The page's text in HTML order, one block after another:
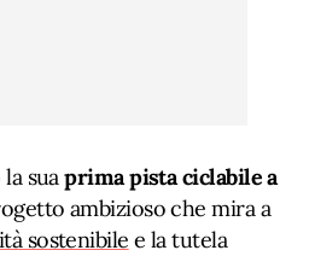
suaprima pista ciclabile a
ambizioso che mira a
sostenibile e la tutela